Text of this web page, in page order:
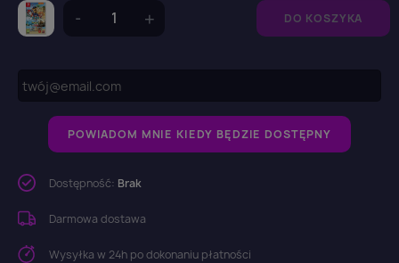
DO KOSZYKA
POWIADOM MNIE KIEDY BĘDZIE DOSTĘPNY
Dostępność: Brak
Darmowa dostawa
Wysyłka w 24h po dokonaniu płatności